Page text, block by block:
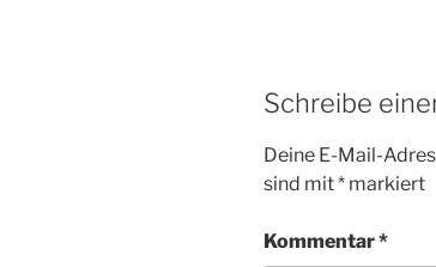
Schreibe
Deine E-Mail-
sind mit* markiert
Kommentar*